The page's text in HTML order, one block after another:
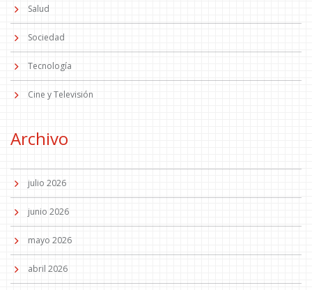
Salud
Sociedad
Tecnología
Cine y Televisión
Archivo
julio 2026
junio 2026
mayo 2026
abril 2026